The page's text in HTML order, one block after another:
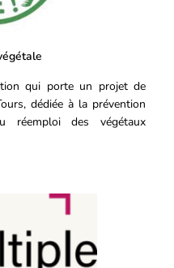
qui porte un projet de
dédiée à la prévention
réemploi des végétaux